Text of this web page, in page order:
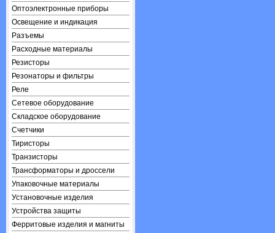
Оптоэлектронные приборы
Освещение и индикация
Разъемы
Расходные материалы
Резисторы
Резонаторы и фильтры
Реле
Сетевое оборудование
Складское оборудование
Счетчики
Тиристоры
Транзисторы
Трансформаторы и дроссели
Упаковочные материалы
Установочные изделия
Устройства защиты
Ферритовые изделия и магниты